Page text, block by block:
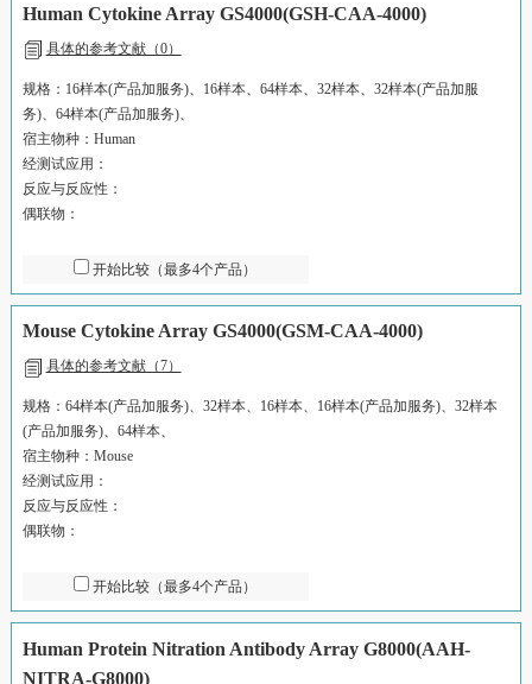
Human Cytokine Array GS4000(GSH-CAA-4000)
具体的参考文献（0）
规格：16样本(产品加服务)、16样本、64样本、32样本、32样本(产品加服
务)、64样本(产品加服务)、
宿主物种：Human
经测试应用：
反应与反应性：
偶联物：
开始比较（最多4个产品）
Mouse Cytokine Array GS4000(GSM-CAA-4000)
具体的参考文献（7）
规格：64样本(产品加服务)、32样本、16样本、16样本(产品加服务)、32样本
(产品加服务)、64样本、
宿主物种：Mouse
经测试应用：
反应与反应性：
偶联物：
开始比较（最多4个产品）
Human Protein Nitration Antibody Array G8000(AAH-
NITRA-G8000)